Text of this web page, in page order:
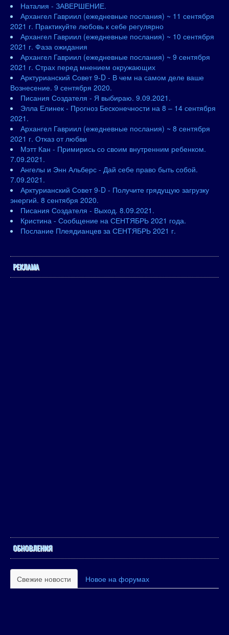
Наталия - ЗАВЕРШЕНИЕ.
Архангел Гавриил (ежедневные послания) ~ 11 сентября
2021 г. Практикуйте любовь к себе регулярно
Архангел Гавриил (ежедневные послания) ~ 10 сентября
2021 г. Фаза ожидания
Архангел Гавриил (ежедневные послания) ~ 9 сентября
2021 г. Страх перед мнением окружающих
Арктурианский Совет 9-D - В чем на самом деле ваше
Вознесение. 9 сентября 2020.
Писания Создателя - Я выбираю. 9.09.2021.
Элла Елинек - Прогноз Бесконечности на 8 – 14 сентября
2021.
Архангел Гавриил (ежедневные послания) ~ 8 сентября
2021 г. Отказ от любви
Мэтт Кан - Примирись со своим внутренним ребенком.
7.09.2021.
Ангелы и Энн Альберс - Дай себе право быть собой.
7.09.2021.
Арктурианский Совет 9-D - Получите грядущую загрузку
энергий. 8 сентября 2020.
Писания Создателя - Выход. 8.09.2021.
Кристина - Сообщение на СЕНТЯБРЬ 2021 года.
Послание Плеядианцев за СЕНТЯБРЬ 2021 г.
РЕКЛАМА
ОБНОВЛЕНИЯ
Свежие новости Новое на форумах